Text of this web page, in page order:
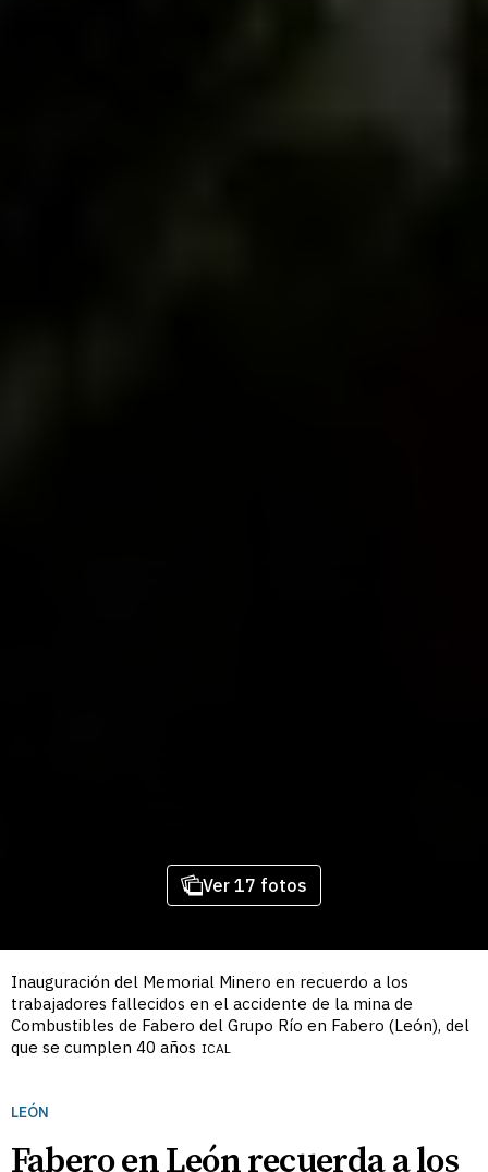
Ver 17 fotos
Inauguración del Memorial Minero en recuerdo a los
trabajadores fallecidos en el accidente de la mina de
Combustibles de Fabero del Grupo Río en Fabero (León), del
que se cumplen 40 años ICAL
LEÓN
Fabero en León recuerda a los